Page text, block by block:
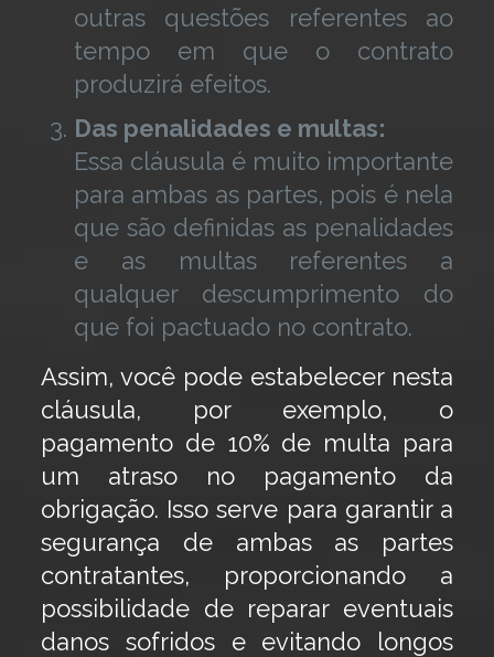
outras questões referentes ao
tempo em que o contrato
produzirá efeitos.
Das penalidades e multas:
Essa cláusula é muito importante
para ambas as partes, pois é nela
que são definidas as penalidades
e as multas referentes a
qualquer descumprimento do
que foi pactuado no contrato.
Assim, você pode estabelecer nesta
cláusula, por exemplo, o
pagamento de 10% de multa para
um atraso no pagamento da
obrigação. Isso serve para garantir a
segurança de ambas as partes
contratantes, proporcionando a
possibilidade de reparar eventuais
danos sofridos e evitando longos